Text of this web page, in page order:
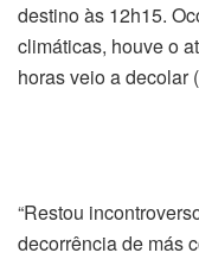
destino às 12h15.
climáticas, houve o
horas veio a decolar
“Restou
decorrência de más